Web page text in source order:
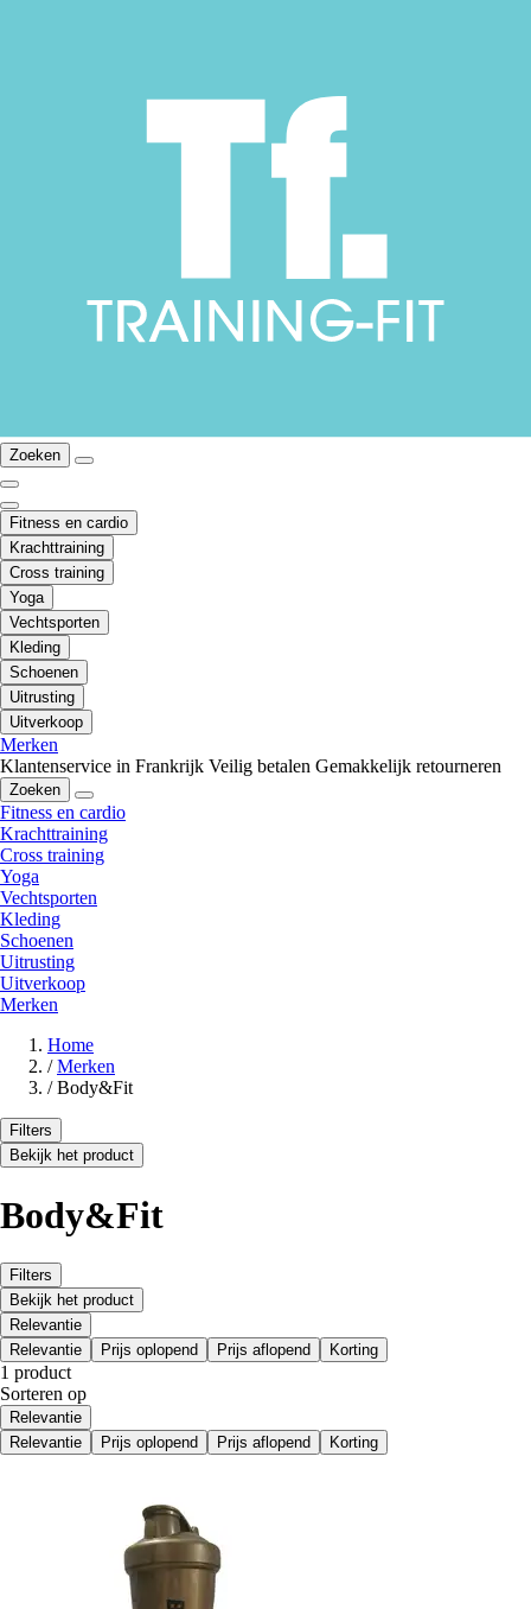
Zoeken
Fitness en cardio
Krachttraining
Cross training
Yoga
Vechtsporten
Kleding
Schoenen
Uitrusting
Uitverkoop
Merken
Klantenservice in Frankrijk Veilig betalen Gemakkelijk retourneren
Zoeken
Fitness en cardio
Krachttraining
Cross training
Yoga
Vechtsporten
Kleding
Schoenen
Uitrusting
Uitverkoop
Merken
Home
/ Merken
/ Body&Fit
Filters
Bekijk het product
Body&Fit
Filters
Bekijk het product
Relevantie
Relevantie
Prijs oplopend Prijs aflopend Korting
1 product
Sorteren op
Relevantie
Relevantie
Prijs oplopend Prijs aflopend Korting